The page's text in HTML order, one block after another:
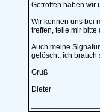
Getroffen haben wir
Wir können uns bei
treffen, teile mir
Auch meine
gelöscht, ich brauch
Gruß
Dieter